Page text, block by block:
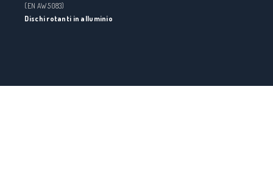
(EN AW 5083)
Dischi rotanti in alluminio